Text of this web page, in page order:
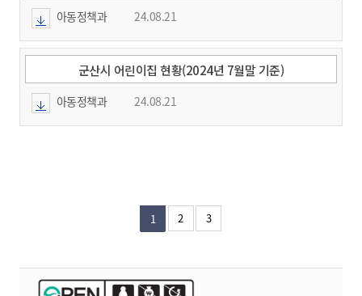
아동정책과 24.08.21
군산시 어린이집 현황(2024년 7월말 기준)
아동정책과 24.08.21
1 2 3